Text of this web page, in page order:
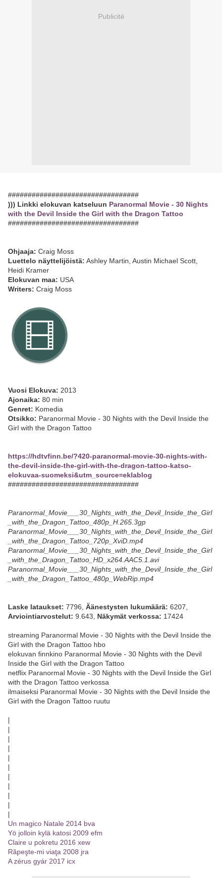
Publicité
#################################
))) Linkki elokuvan katseluun Paranormal Movie - 30 Nights
with the Devil Inside the Girl with the Dragon Tattoo
#################################
Ohjaaja: Craig Moss
Luettelo näyttelijöistä: Ashley Martin, Austin Michael Scott,
Heidi Kramer
Elokuvan maa: USA
Writers: Craig Moss
Vuosi Elokuva: 2013
Ajonaika: 80 min
Genret: Komedia
Otsikko: Paranormal Movie - 30 Nights with the Devil Inside the
Girl with the Dragon Tattoo
https://hdtvfinn.be/?420-paranormal-movie-30-nights-with-
the-devil-inside-the-girl-with-the-dragon-tattoo-katso-
elokuvaa-suomeksi&utm_source=eklablog
#################################
Paranormal_Movie___30_Nights_with_the_Devil_Inside_the_Girl
_with_the_Dragon_Tattoo_480p_H.265.3gp
Paranormal_Movie___30_Nights_with_the_Devil_Inside_the_Girl
_with_the_Dragon_Tattoo_720p_XviD.mp4
Paranormal_Movie___30_Nights_with_the_Devil_Inside_the_Girl
_with_the_Dragon_Tattoo_HD_x264.AAC5.1.avi
Paranormal_Movie___30_Nights_with_the_Devil_Inside_the_Girl
_with_the_Dragon_Tattoo_480p_WebRip.mp4
Laske lataukset: 7796, Äänestysten lukumäärä: 6207,
Arviointiarvostelut: 9.643, Näkymät verkossa: 17424
streaming Paranormal Movie - 30 Nights with the Devil Inside the
Girl with the Dragon Tattoo hbo
elokuvan finnkino Paranormal Movie - 30 Nights with the Devil
Inside the Girl with the Dragon Tattoo
netflix Paranormal Movie - 30 Nights with the Devil Inside the Girl
with the Dragon Tattoo verkossa
ilmaiseksi Paranormal Movie - 30 Nights with the Devil Inside the
Girl with the Dragon Tattoo ruutu
|
|
|
|
|
|
|
|
|
|
|
Un magico Natale 2014 bva
Yö jolloin kylä katosi 2009 efm
Claire u pokretu 2016 xew
Răpeşte-mi viaţa 2008 jra
A zérus gyár 2017 icx